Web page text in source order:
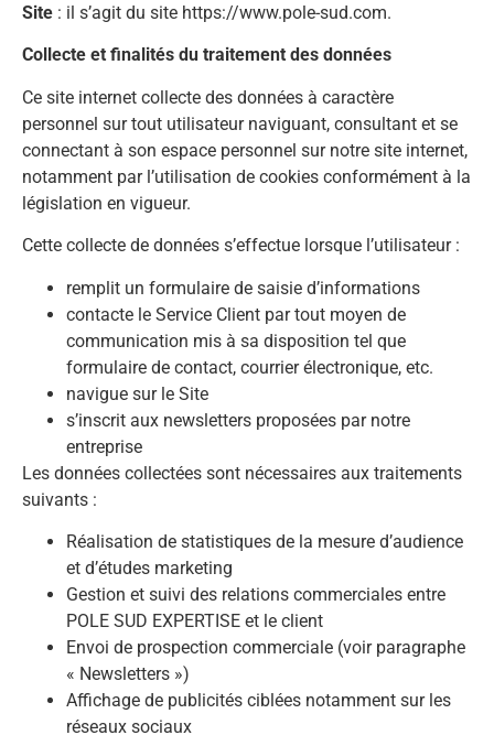
Site : il s’agit du site https://www.pole-sud.com.
Collecte et finalités du traitement des données
Ce site internet collecte des données à caractère
personnel sur tout utilisateur naviguant, consultant et se
connectant à son espace personnel sur notre site internet,
notamment par l’utilisation de cookies conformément à la
législation en vigueur.
Cette collecte de données s’effectue lorsque l’utilisateur :
remplit un formulaire de saisie d’informations
contacte le Service Client par tout moyen de
communication mis à sa disposition tel que
formulaire de contact, courrier électronique, etc.
navigue sur le Site
s’inscrit aux newsletters proposées par notre
entreprise
Les données collectées sont nécessaires aux traitements
suivants :
Réalisation de statistiques de la mesure d’audience
et d’études marketing
Gestion et suivi des relations commerciales entre
POLE SUD EXPERTISE et le client
Envoi de prospection commerciale (voir paragraphe
« Newsletters »)
Affichage de publicités ciblées notamment sur les
réseaux sociaux